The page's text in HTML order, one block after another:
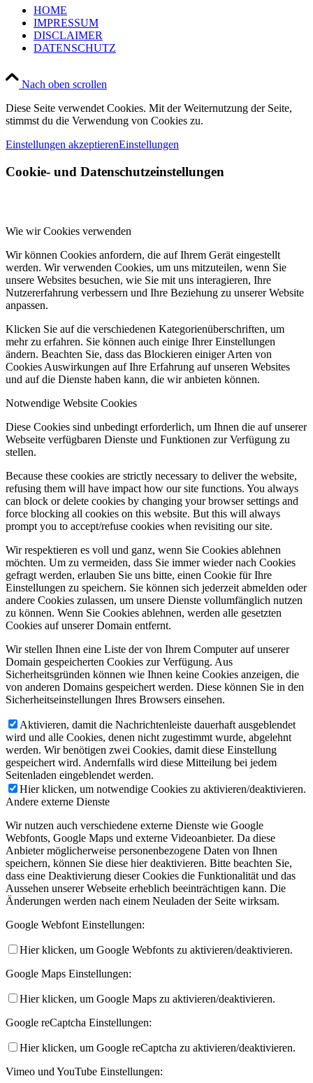
HOME
IMPRESSUM
DISCLAIMER
DATENSCHUTZ
Nach oben scrollen
Diese Seite verwendet Cookies. Mit der Weiternutzung der Seite,
stimmst du die Verwendung von Cookies zu.
Einstellungen akzeptierenEinstellungen
Cookie- und Datenschutzeinstellungen
Wie wir Cookies verwenden
Wir können Cookies anfordern, die auf Ihrem Gerät eingestellt
werden. Wir verwenden Cookies, um uns mitzuteilen, wenn Sie
unsere Websites besuchen, wie Sie mit uns interagieren, Ihre
Nutzererfahrung verbessern und Ihre Beziehung zu unserer Website
anpassen.
Klicken Sie auf die verschiedenen Kategorienüberschriften, um
mehr zu erfahren. Sie können auch einige Ihrer Einstellungen
ändern. Beachten Sie, dass das Blockieren einiger Arten von
Cookies Auswirkungen auf Ihre Erfahrung auf unseren Websites
und auf die Dienste haben kann, die wir anbieten können.
Notwendige Website Cookies
Diese Cookies sind unbedingt erforderlich, um Ihnen die auf unserer
Webseite verfügbaren Dienste und Funktionen zur Verfügung zu
stellen.
Because these cookies are strictly necessary to deliver the website,
refusing them will have impact how our site functions. You always
can block or delete cookies by changing your browser settings and
force blocking all cookies on this website. But this will always
prompt you to accept/refuse cookies when revisiting our site.
Wir respektieren es voll und ganz, wenn Sie Cookies ablehnen
möchten. Um zu vermeiden, dass Sie immer wieder nach Cookies
gefragt werden, erlauben Sie uns bitte, einen Cookie für Ihre
Einstellungen zu speichern. Sie können sich jederzeit abmelden oder
andere Cookies zulassen, um unsere Dienste vollumfänglich nutzen
zu können. Wenn Sie Cookies ablehnen, werden alle gesetzten
Cookies auf unserer Domain entfernt.
Wir stellen Ihnen eine Liste der von Ihrem Computer auf unserer
Domain gespeicherten Cookies zur Verfügung. Aus
Sicherheitsgründen können wie Ihnen keine Cookies anzeigen, die
von anderen Domains gespeichert werden. Diese können Sie in den
Sicherheitseinstellungen Ihres Browsers einsehen.
Aktivieren, damit die Nachrichtenleiste dauerhaft ausgeblendet
wird und alle Cookies, denen nicht zugestimmt wurde, abgelehnt
werden. Wir benötigen zwei Cookies, damit diese Einstellung
gespeichert wird. Andernfalls wird diese Mitteilung bei jedem
Seitenladen eingeblendet werden.
Hier klicken, um notwendige Cookies zu aktivieren/deaktivieren.
Andere externe Dienste
Wir nutzen auch verschiedene externe Dienste wie Google
Webfonts, Google Maps und externe Videoanbieter. Da diese
Anbieter möglicherweise personenbezogene Daten von Ihnen
speichern, können Sie diese hier deaktivieren. Bitte beachten Sie,
dass eine Deaktivierung dieser Cookies die Funktionalität und das
Aussehen unserer Webseite erheblich beeinträchtigen kann. Die
Änderungen werden nach einem Neuladen der Seite wirksam.
Google Webfont Einstellungen:
Hier klicken, um Google Webfonts zu aktivieren/deaktivieren.
Google Maps Einstellungen:
Hier klicken, um Google Maps zu aktivieren/deaktivieren.
Google reCaptcha Einstellungen:
Hier klicken, um Google reCaptcha zu aktivieren/deaktivieren.
Vimeo und YouTube Einstellungen: